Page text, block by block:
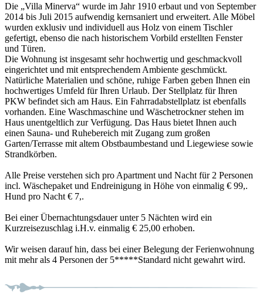
Die „Villa Minerva“ wurde im Jahr 1910 erbaut und von September
2014 bis Juli 2015 aufwendig kernsaniert und erweitert. Alle Möbel
wurden exklusiv und individuell aus Holz von einem Tischler
gefertigt, ebenso die nach historischem Vorbild erstellten Fenster
und Türen.
Die Wohnung ist insgesamt sehr hochwertig und geschmackvoll
eingerichtet und mit entsprechendem Ambiente geschmückt.
Natürliche Materialien und schöne, ruhige Farben geben Ihnen ein
hochwertiges Umfeld für Ihren Urlaub. Der Stellplatz für Ihren
PKW befindet sich am Haus. Ein Fahrradabstellplatz ist ebenfalls
vorhanden. Eine Waschmaschine und Wäschetrockner stehen im
Haus unentgeltlich zur Verfügung. Das Haus bietet Ihnen auch
einen Sauna- und Ruhebereich mit Zugang zum großen
Garten/Terrasse mit altem Obstbaumbestand und Liegewiese sowie
Strandkörben.
Alle Preise verstehen sich pro Apartment und Nacht für 2 Personen
incl. Wäschepaket und Endreinigung in Höhe von einmalig € 99,.
Hund pro Nacht € 7,.
Bei einer Übernachtungsdauer unter 5 Nächten wird ein
Kurzreisezuschlag i.H.v. einmalig € 25,00 erhoben.
Wir weisen darauf hin, dass bei einer Belegung der Ferienwohnung
mit mehr als 4 Personen der 5*****Standard nicht gewahrt wird.